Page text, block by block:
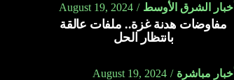
أخبار الشرق الأوسط August 19, 2024
مفاوضات هدنة غزة.. ملفات عالقة
بانتظار الحل
أخبار مباشرة August 19, 2024